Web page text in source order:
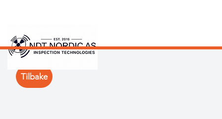
Tilbake